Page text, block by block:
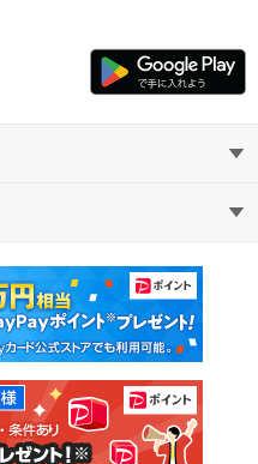
中古マンション
中古一戸建て
土地
教えて！住まいの先生